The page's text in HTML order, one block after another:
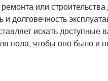
или строительства
долговечность
искать доступные
пола, чтобы оно было и